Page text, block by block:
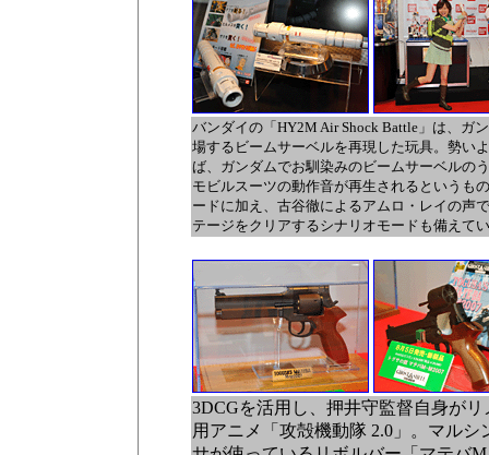
バンダイの「HY2M Air Shock Battle」は、ガ
場するビームサーベルを再現した玩具。勢い
ば、ガンダムでお馴染みのビームサーベルの
モビルスーツの動作音が再生されるというも
ードに加え、古谷徹によるアムロ・レイの声
テージをクリアするシナリオモードも備えて
3DCGを活用し、押井守監督自身が
用アニメ「攻殻機動隊 2.0」。マル